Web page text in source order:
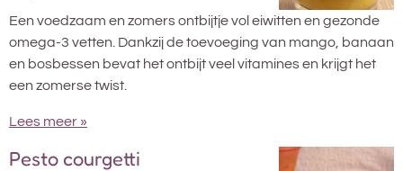
Een voedzaam en zomers ontbijtje vol eiwitten en gezonde
omega-3 vetten. Dankzij de toevoeging van mango, banaan
en bosbessen bevat het ontbijt veel vitamines en krijgt het
een zomerse twist.
Lees meer »
Pesto courgetti